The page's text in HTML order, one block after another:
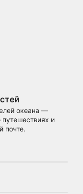
океана —
путешествиях и
почте.